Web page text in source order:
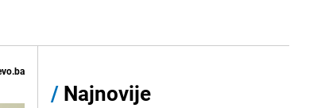
/ Najnovije